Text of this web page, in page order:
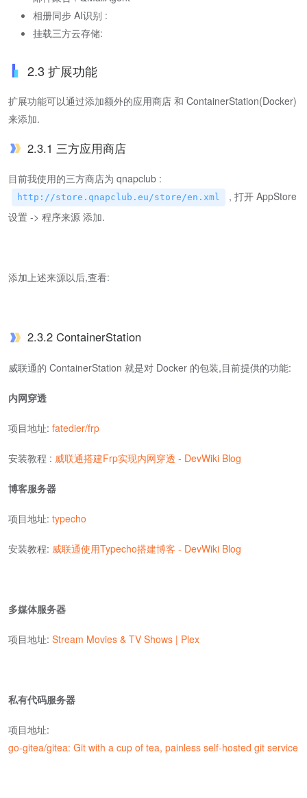
相册同步 AI识别 :
挂载三方云存储:
2.3 扩展功能
扩展功能可以通过添加额外的应用商店 和 ContainerStation(Docker)
来添加.
2.3.1 三方应用商店
目前我使用的三方商店为 qnapclub :
http://store.qnapclub.eu/store/en.xml
, 打开 AppStore
设置 -> 程序来源 添加.
添加上述来源以后,查看:
2.3.2 ContainerStation
威联通的 ContainerStation 就是对 Docker 的包装,目前提供的功能:
内网穿透
项目地址: fatedier/frp
安装教程 : 威联通搭建Frp实现内网穿透 - DevWiki Blog
博客服务器
项目地址: typecho
安装教程: 威联通使用Typecho搭建博客 - DevWiki Blog
多媒体服务器
项目地址: Stream Movies & TV Shows | Plex
私有代码服务器
项目地址:
go-gitea/gitea: Git with a cup of tea, painless self-hosted git service